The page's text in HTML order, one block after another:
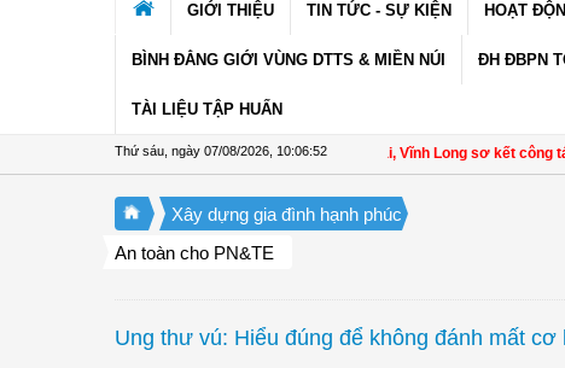
GIỚI THIỆU TIN TỨC - SỰ KIỆN HOẠT
BÌNH ĐẲNG GIỚI VÙNG DTTS & MIỀN NÚI ĐH ĐBPN
TÀI LIỆU TẬP HUẤN
Thứ sáu, ngày 07/08/2026 10:06:53
Hội LHPN xã Tam Ngãi, Vĩnh Long sơ kết công tác
Xây dựng gia đình hạnh phúc
An toàn cho PN&TE
Ung thư vú: Hiểu đúng để không đánh mất cơ